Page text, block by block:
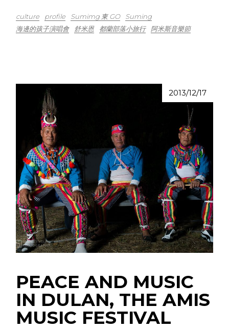
culture profile Sumimg 東 GO
Suming
海邊的孩子演唱會
舒米恩 都蘭部落小旅行 阿米斯音樂節
2013/12/17
PEACE AND MUSIC
IN DULAN, THE AMIS
MUSIC FESTIVAL